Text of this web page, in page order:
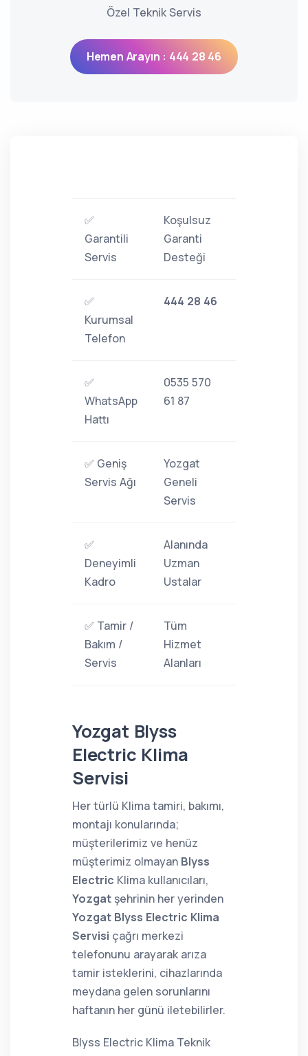
Özel Teknik Servis
Hemen Arayın : 444 28 46
✅
Garantili
Servis
Koşulsuz
Garanti
Desteği
✅
Kurumsal
Telefon
444 28 46
✅
WhatsApp
Hattı
0535 570
61 87
✅ Geniş
Servis Ağı
Yozgat
Geneli
Servis
✅
Deneyimli
Kadro
Alanında
Uzman
Ustalar
✅ Tamir /
Bakım /
Servis
Tüm
Hizmet
Alanları
Yozgat Blyss
Electric Klima
Servisi
Her türlü Klima tamiri, bakımı,
montajı konularında;
müşterilerimiz ve henüz
müşterimiz olmayan Blyss
Electric Klima kullanıcıları,
Yozgat şehrinin her yerinden
Yozgat Blyss Electric Klima
Servisi çağrı merkezi
telefonunu arayarak arıza
tamir isteklerini, cihazlarında
meydana gelen sorunlarını
haftanın her günü iletebilirler.
Blyss Electric Klima Teknik